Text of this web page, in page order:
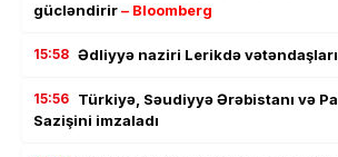
gücləndirir– Bloomberg
15:58 Ədliyyə naziri Lerikdə
15:56 Türkiyə, Səudiyyə Ərəbistanı və
Sazişini imzaladı